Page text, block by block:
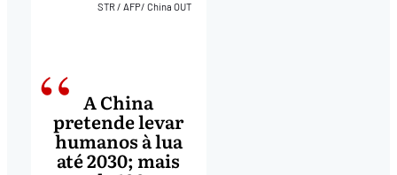
STR / AFP/ China OUT
A China
pretende levar
humanos à lua
até 2030; mais